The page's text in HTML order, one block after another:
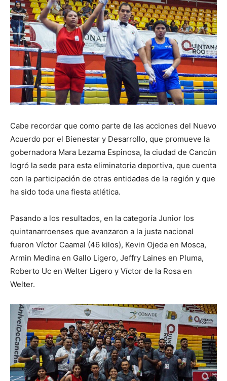
Cabe recordar que como parte de las acciones del Nuevo
Acuerdo por el Bienestar y Desarrollo, que promueve la
gobernadora Mara Lezama Espinosa, la ciudad de Cancún
logró la sede para esta eliminatoria deportiva, que cuenta
con la participación de otras entidades de la región y que
ha sido toda una fiesta atlética.
Pasando a los resultados, en la categoría Junior los
quintanarroenses que avanzaron a la justa nacional
fueron Víctor Caamal (46 kilos), Kevin Ojeda en Mosca,
Armin Medina en Gallo Ligero, Jeffry Laines en Pluma,
Roberto Uc en Welter Ligero y Víctor de la Rosa en
Welter.